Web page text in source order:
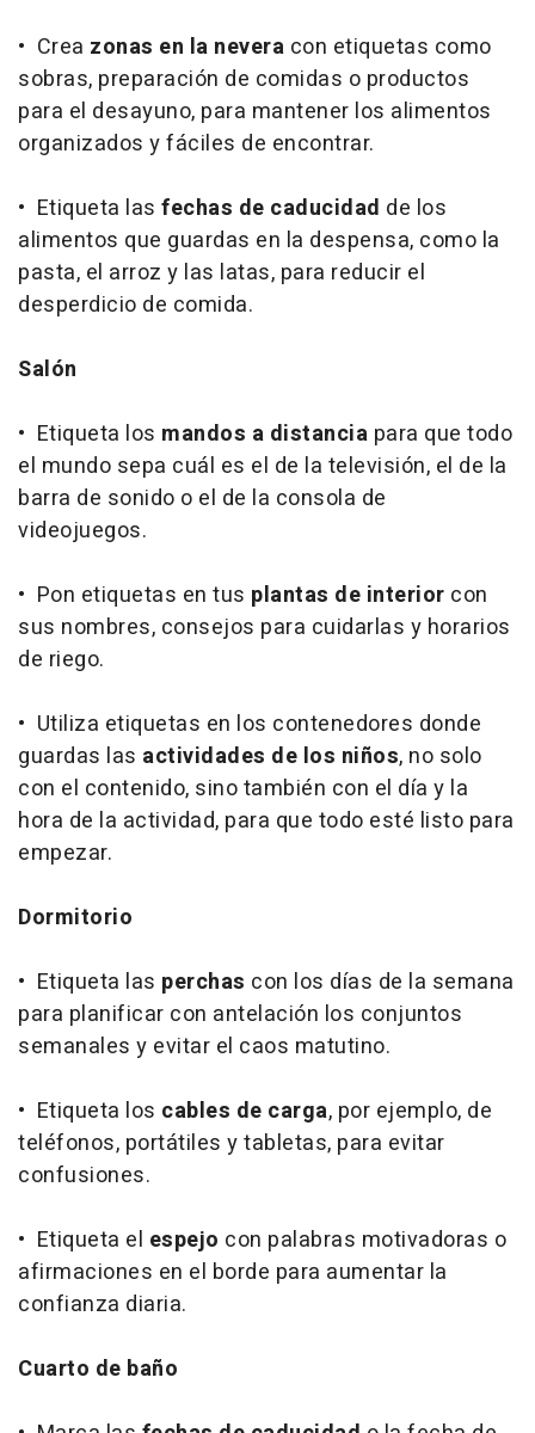
• Crea zonas en la nevera con etiquetas como
sobras, preparación de comidas o productos
para el desayuno, para mantener los alimentos
organizados y fáciles de encontrar.
• Etiqueta las fechas de caducidad de los
alimentos que guardas en la despensa, como la
pasta, el arroz y las latas, para reducir el
desperdicio de comida.
Salón
• Etiqueta los mandos a distancia para que todo
el mundo sepa cuál es el de la televisión, el de la
barra de sonido o el de la consola de
videojuegos.
• Pon etiquetas en tus plantas de interior con
sus nombres, consejos para cuidarlas y horarios
de riego.
• Utiliza etiquetas en los contenedores donde
guardas las actividades de los niños, no solo
con el contenido, sino también con el día y la
hora de la actividad, para que todo esté listo para
empezar.
Dormitorio
• Etiqueta las perchas con los días de la semana
para planificar con antelación los conjuntos
semanales y evitar el caos matutino.
• Etiqueta los cables de carga, por ejemplo, de
teléfonos, portátiles y tabletas, para evitar
confusiones.
• Etiqueta el espejo con palabras motivadoras o
afirmaciones en el borde para aumentar la
confianza diaria.
Cuarto de baño